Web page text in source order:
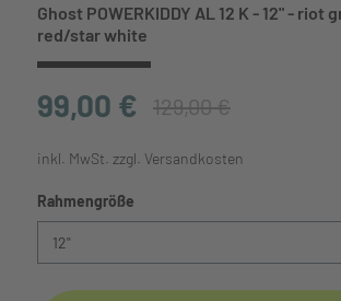
Ghost POWERKIDDY AL 12 K - 12" - riot
red/star white
99,00 € 129,00 €
inkl. MwSt. zzgl. Versandkosten
Rahmengröße